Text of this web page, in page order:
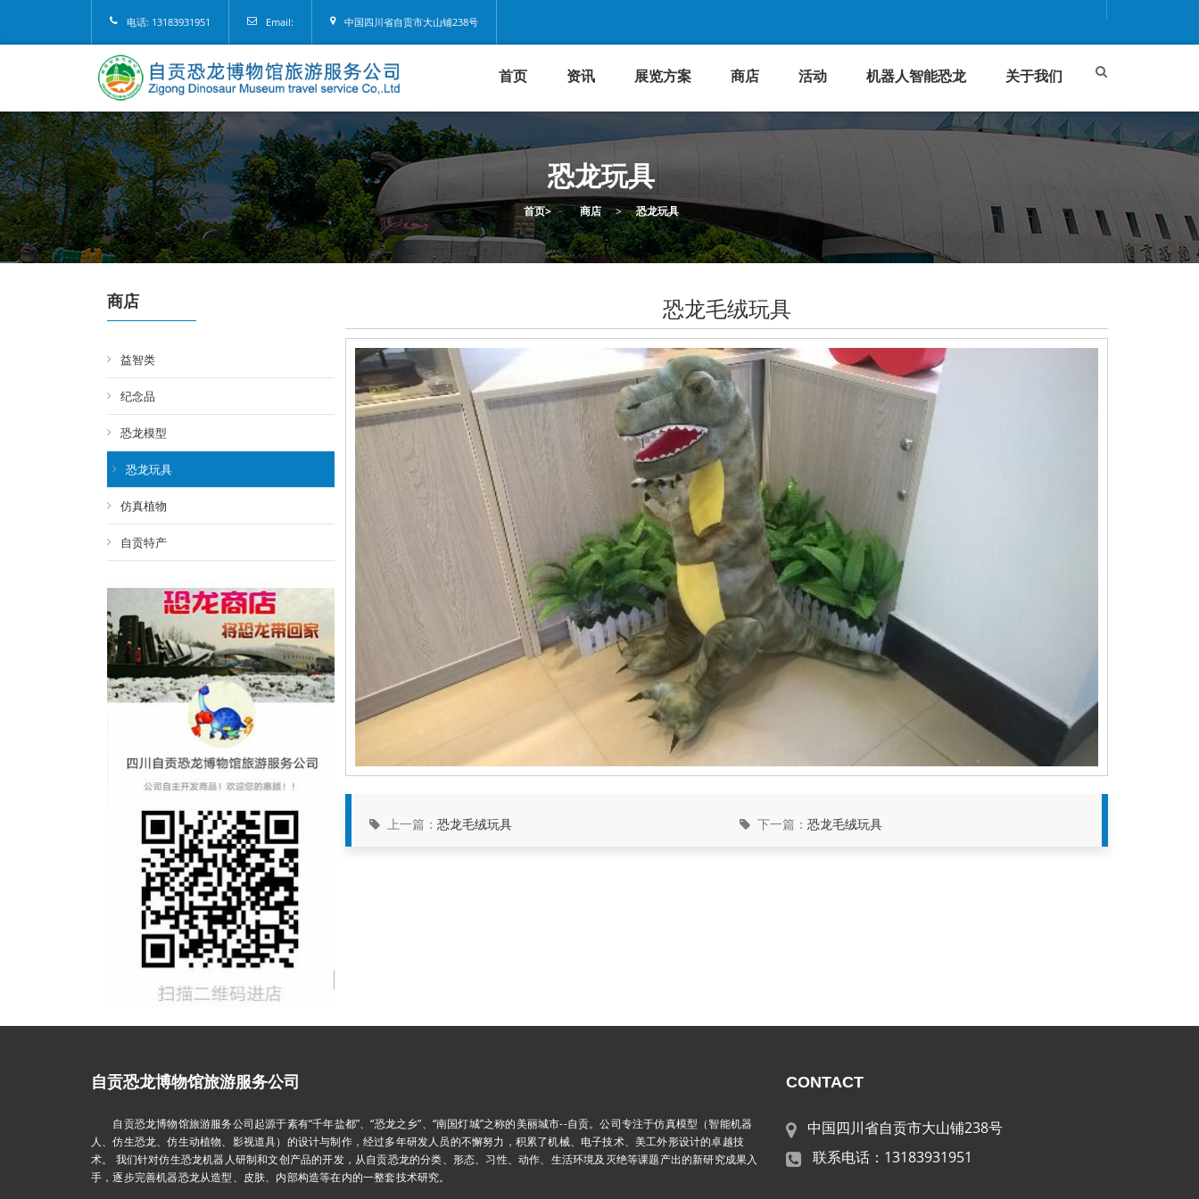
电话: 13183931951 Email: 中国四川省自贡市大山铺238号
首页 资讯 展览方案 商店 活动 机器人智能恐龙 关于我们
恐龙玩具
首页> 商店 > 恐龙玩具
恐龙毛绒玩具
上一篇： 恐龙毛绒玩具 下一篇： 恐龙毛绒玩具
商店
益智类
纪念品
恐龙模型
恐龙玩具
仿真植物
自贡特产
自贡恐龙博物馆旅游服务公司
自贡恐龙博物馆旅游服务公司起源于素有“千年盐都”、“恐龙之乡”、“南国灯城”之称的美丽城市--自贡。公司专注于仿真模型（智能机器
人、仿生恐龙、仿生动植物、影视道具）的设计与制作，经过多年研发人员的不懈努力，积累了机械、电子技术、美工外形设计的卓越技
术。 我们针对仿生恐龙机器人研制和文创产品的开发，从自贡恐龙的分类、形态、习性、动作、生活环境及灭绝等课题产出的新研究成果入
手，逐步完善机器恐龙从造型、皮肤、内部构造等在内的一整套技术研究。
CONTACT
中国四川省自贡市大山铺238号
联系电话：13183931951